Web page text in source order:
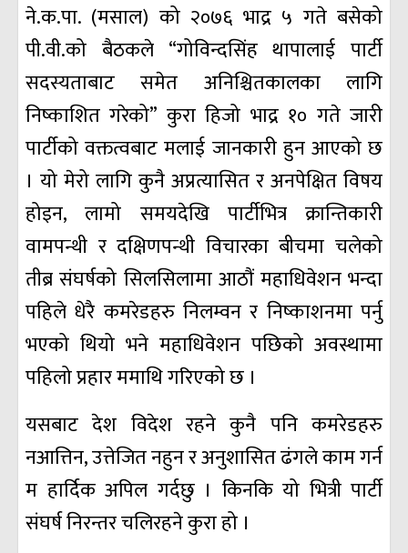
ने.क.पा. (मसाल) को २०७६ भाद्र ५ गते बसेको
पी.वी.को बैठकले “गोविन्दसिंह थापालाई पार्टी
सदस्यताबाट समेत अनिश्चितकालका लागि
निष्काशित गरेको” कुरा हिजो भाद्र १० गते जारी
पार्टीको वक्तत्वबाट मलाई जानकारी हुन आएको छ
। यो मेरो लागि कुनै अप्रत्यासित र अनपेक्षित विषय
होइन, लामो समयदेखि पार्टीभित्र क्रान्तिकारी
वामपन्थी र दक्षिणपन्थी विचारका बीचमा चलेको
तीब्र संघर्षको सिलसिलामा आठौं महाधिवेशन भन्दा
पहिले धेरै कमरेडहरु निलम्वन र निष्काशनमा पर्नु
भएको थियो भने महाधिवेशन पछिको अवस्थामा
पहिलो प्रहार ममाथि गरिएको छ ।
यसबाट देश विदेश रहने कुनै पनि कमरेडहरु
नआत्तिन, उत्तेजित नहुन र अनुशासित ढंगले काम गर्न
म हार्दिक अपिल गर्दछु । किनकि यो भित्री पार्टी
संघर्ष निरन्तर चलिरहने कुरा हो ।